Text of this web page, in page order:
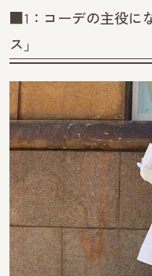
■1：コーデの主役に
ス」